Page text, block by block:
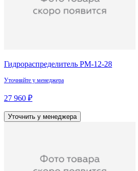
Гидрораспределитель РМ-12-28
Уточняйте у менеджера
27 960 ₽
Уточнить у менеджера